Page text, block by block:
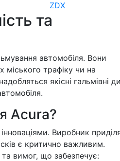
ZDX
та
автомобіля. Вони
міського трафіку чи на
якісні гальмівні
Acura?
Виробник
є критично важливим.
та вимог, що забезпечує: